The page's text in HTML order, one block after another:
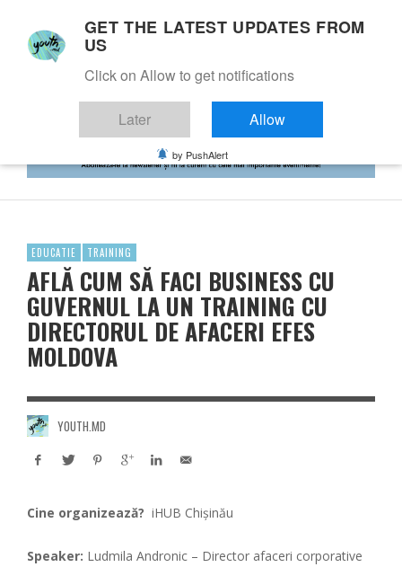
EDUCATIE TRAINING
AFLĂ CUM SĂ FACI BUSINESS CU
GUVERNUL LA UN TRAINING CU
DIRECTORUL DE AFACERI EFES
MOLDOVA
YOUTH.MD
Cine organizează? iHUB Chișinău
Speaker: Ludmila Andronic – Director afaceri corporative
GET THE LATEST UPDATES FROM
US
Click on Allow to get notifications
Later Allow
by PushAlert